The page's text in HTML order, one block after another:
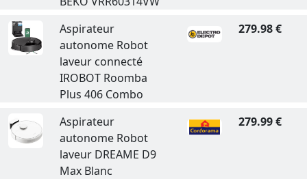
Aspirateur
autonome Robot
laveur connecté
IROBOT Roomba
Plus 406 Combo
279.98 €
Aspirateur
autonome Robot
laveur DREAME D9
Max Blanc
279.99 €